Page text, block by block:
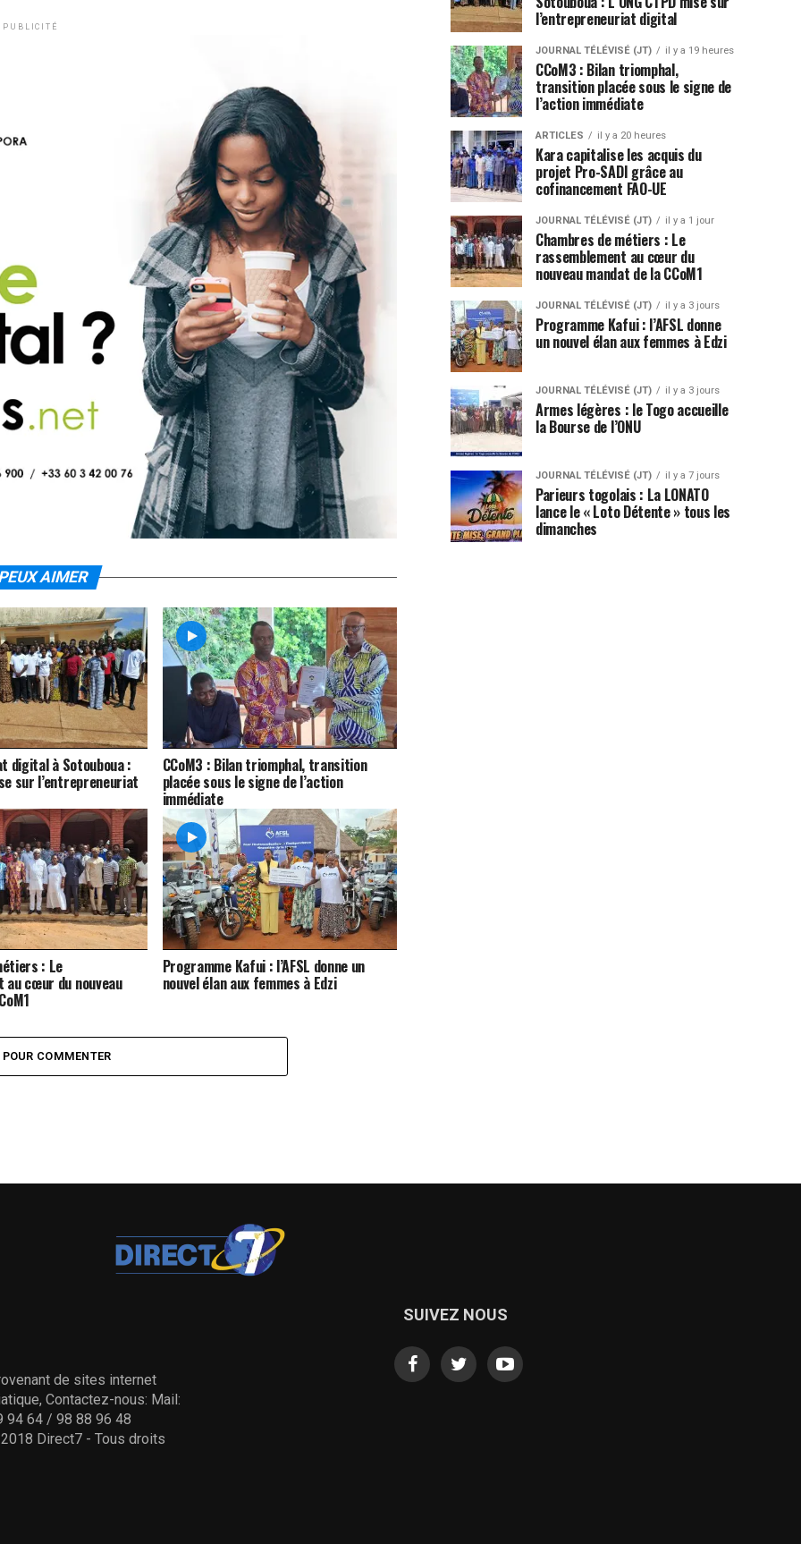
PUBLICITÉ
AIMER
digital à Sotouboua :
sur l’entrepreneuriat
CCoM3 : Bilan triomphal, transition
placée sous le signe de l’action
immédiate
: Le
au cœur du nouveau
Programme Kafui : l’AFSL donne un
nouvel élan aux femmes à Edzi
COMMENTER
l’entrepreneuriat digital
JOURNAL TÉLÉVISÉ (JT) il y a 19 heures
CCoM3 : Bilan triomphal,
transition placée sous le signe de
l’action immédiate
ARTICLES il y a 20 heures
Kara capitalise les acquis du
projet Pro-SADI grâce au
cofinancement FAO-UE
JOURNAL TÉLÉVISÉ (JT) il y a 1 jour
Chambres de métiers : Le
rassemblement au cœur du
nouveau mandat de la CCoM1
JOURNAL TÉLÉVISÉ (JT) il y a 3 jours
Programme Kafui : l’AFSL donne
un nouvel élan aux femmes à Edzi
JOURNAL TÉLÉVISÉ (JT) il y a 3 jours
Armes légères : le Togo accueille
la Bourse de l’ONU
JOURNAL TÉLÉVISÉ (JT) il y a 7 jours
Parieurs togolais : La LONATO
lance le « Loto Détente » tous les
dimanches
de sites internet
Contactez-nous: Mail:
94 64 / 98 88 96 48
Direct7 - Tous droits
SUIVEZ NOUS